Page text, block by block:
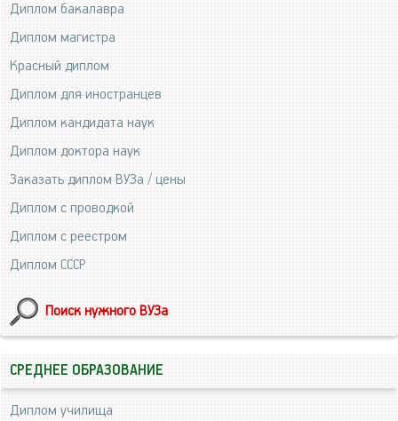
Диплом бакалавра
Диплом магистра
Красный диплом
Диплом для иностранцев
Диплом кандидата наук
Диплом доктора наук
Заказать диплом ВУЗа / цены
Диплом с проводкой
Диплом с реестром
Диплом СССР
Поиск нужного ВУЗа
СРЕДНЕЕ ОБРАЗОВАНИЕ
Диплом училища